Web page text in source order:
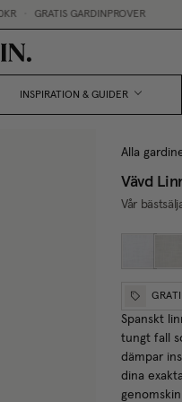
• GRATIS GARDINPROVER
INSPIRATION & GUIDER
Alla
Vävd
Vår
Spanskt
tungt fall
dämpar
dina